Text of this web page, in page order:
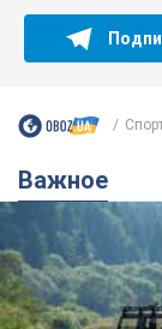
Важное